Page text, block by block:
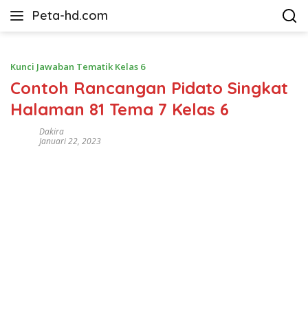
Peta-hd.com
Kumpulan
HD
Kunci Jawaban Tematik Kelas 6
Contoh Rancangan Pidato Singkat
Halaman 81 Tema 7 Kelas 6
Dakira
Januari 22, 2023